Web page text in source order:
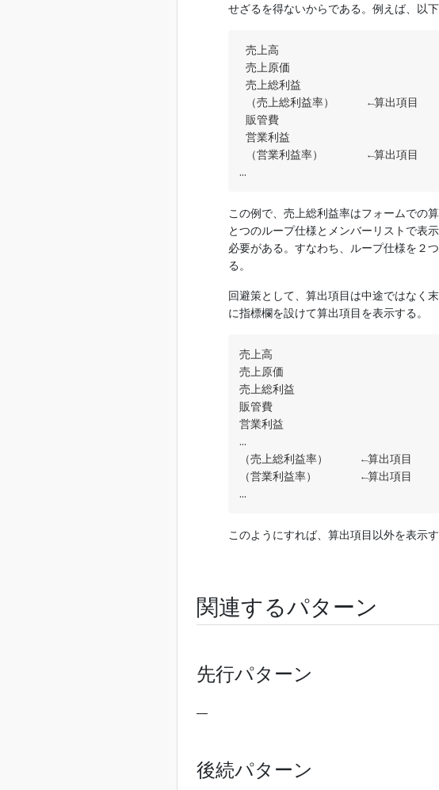
せざるを得ないからである。例えば、以
売上高
売上原価
売上総利益
（売上総利益率）　　　←算出項目
販管費
営業利益
（営業利益率）　　　　←算出項目
…
この例で、売上総利益率はフォームでの
とつのループ仕様とメンバーリストで表
必要がある。すなわち、ループ仕様を２
る。
回避策として、算出項目は中途ではなく
に指標欄を設けて算出項目を表示する。
売上高
売上原価
売上総利益
販管費
営業利益
…
（売上総利益率）　　　←算出項目
（営業利益率）　　　　←算出項目
…
このようにすれば、算出項目以外を表示
関連するパターン
先行パターン
―
後続パターン